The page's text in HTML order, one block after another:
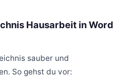
Hausarbeit in Word
sauber und
So gehst du vor: